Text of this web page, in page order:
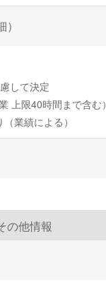
して決定
上限40時間まで含む）
業績による）
の他情報